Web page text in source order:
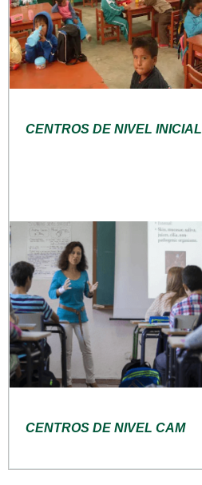
CENTROS DE NIVEL INICIAL
CENTROS DE NIVEL CAM